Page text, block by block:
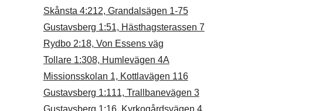
Skånsta 4:212, Grandalsägen 1-75
Gustavsberg 1:51, Hästhagsterassen 7
Rydbo 2:18, Von Essens väg
Tollare 1:308, Humlevägen 4A
Missionsskolan 1, Kottlavägen 116
Gustavsberg 1:111, Trallbanevägen 3